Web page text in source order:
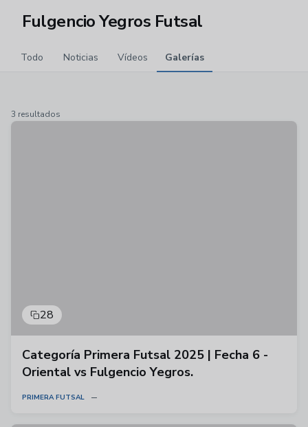
Fulgencio Yegros Futsal
Todo Noticias Vídeos Galerías
3 resultados
28
Categoría Primera Futsal 2025 | Fecha 6 -
Oriental vs Fulgencio Yegros.
PRIMERA FUTSAL